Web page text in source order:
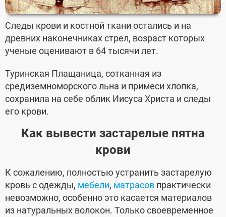
Следы крови и костной ткани остались и на
древних наконечниках стрел, возраст которых
ученые оценивают в 64 тысячи лет.
Туринская Плащаница, сотканная из
средиземноморского льна и примеси хлопка,
сохранила на себе облик Иисуса Христа и следы
его крови.
Как вывести застарелые пятна
крови
К сожалению, полностью устранить застарелую
кровь с одежды, мебели, матрасов практически
невозможно, особенно это касается материалов
из натуральных волокон. Только своевременное